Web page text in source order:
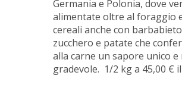
Germania e Polonia, dove
alimentate oltre al foraggio
cereali anche con
zucchero e patate che
alla carne un sapore unico e
gradevole. 1/2 kg a 45,00 €